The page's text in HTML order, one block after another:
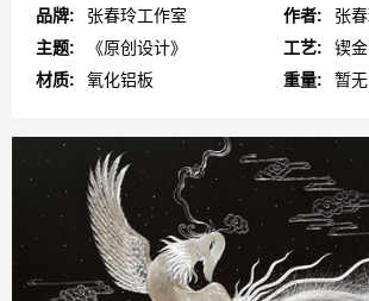
品牌:
张春玲工作室
主题:
《原创设计》
材质:
氧化铝板
作者:
张
工艺:
锲
重量:
暂无